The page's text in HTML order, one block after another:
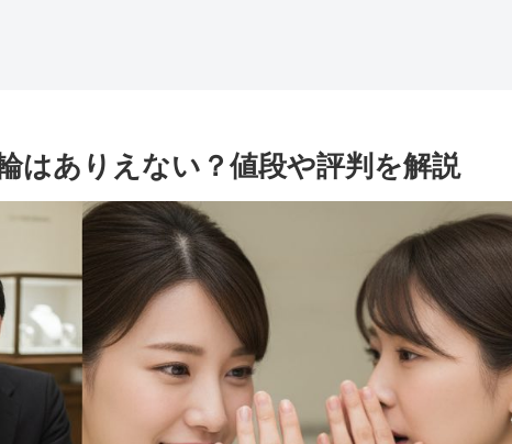
はありえない？値段や評判を解説